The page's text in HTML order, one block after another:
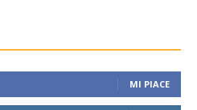
MI PIACE